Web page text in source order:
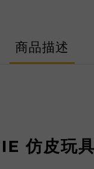
商品描述
仿皮玩